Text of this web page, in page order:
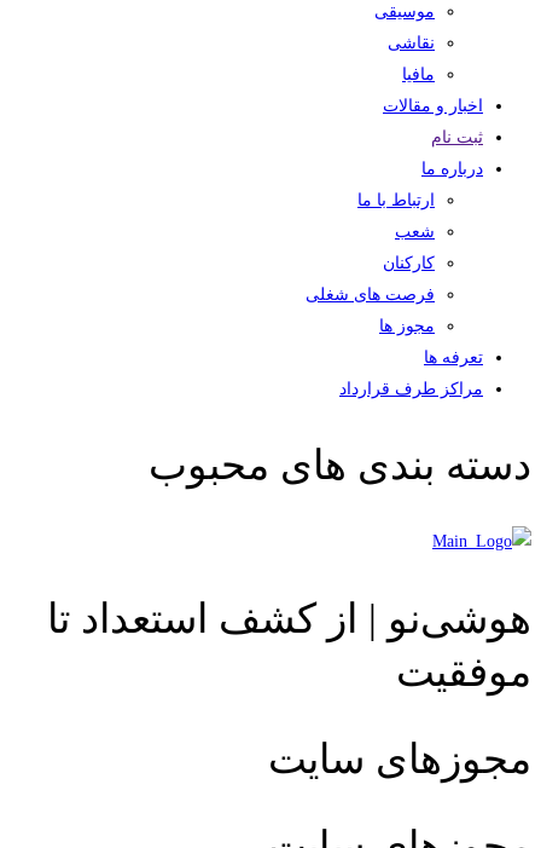
موسیقی
نقاشی
مافیا
اخبار و مقالات
ثبت نام
درباره ما
ارتباط با ما
شعب
کارکنان
فرصت های شغلی
مجوز ها
تعرفه ها
مراکز طرف قرارداد
دسته بندی های محبوب
هوشی‌نو | از کشف استعداد تا
موفقیت
مجوزهای سایت